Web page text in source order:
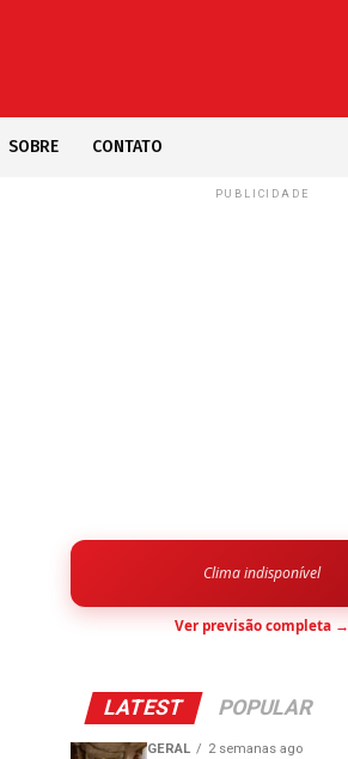
SOBRE CONTATO
PUBLICIDADE
Clima indisponível
Ver previsão completa →
LATEST POPULAR
GERAL 2 semanas ago